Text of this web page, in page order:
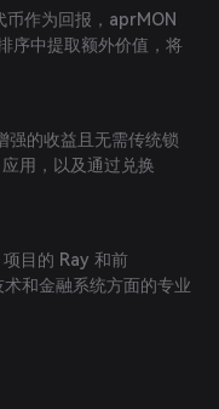
作为回报，aprMON
序中提取额外价值，将
强的收益且无需传统锁
用，以及通过兑换
目的 Ray 和前
和金融系统方面的专业